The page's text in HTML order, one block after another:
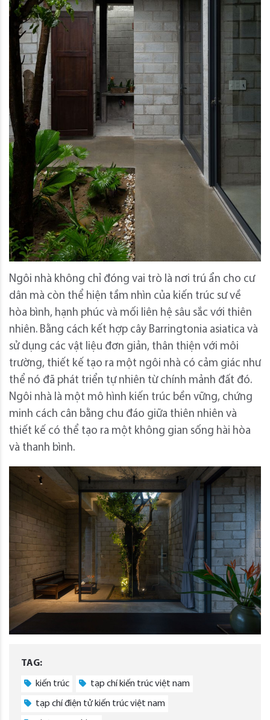
Ngôi nhà không chỉ đóng vai trò là nơi trú ẩn cho cư
dân mà còn thể hiện tầm nhìn của kiến ​​trúc sư về
hòa bình, hạnh phúc và mối liên hệ sâu sắc với thiên
nhiên. Bằng cách kết hợp cây Barringtonia asiatica và
sử dụng các vật liệu đơn giản, thân thiện với môi
trường, thiết kế tạo ra một ngôi nhà có cảm giác như
thể nó đã phát triển tự nhiên từ chính mảnh đất đó.
Ngôi nhà là một mô hình kiến ​​trúc bền vững, chứng
minh cách cân bằng chu đáo giữa thiên nhiên và
thiết kế có thể tạo ra một không gian sống hài hòa
và thanh bình.
TAG:
kiến trúc tạp chí kiến trúc việt nam
tạp chí điện tử kiến trúc việt nam